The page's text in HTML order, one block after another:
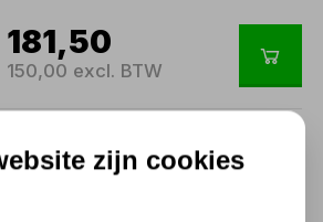
181,50
150,00 excl. BTW
zijn cookies